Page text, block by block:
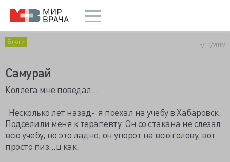
Блоги 5/10/2019
Самурай
Коллега мне поведал...
Несколько лет назад- я поехал на учебу в Хабаровск.
Подселили меня к терапевту. Он со стакана не слезал
всю учебу, но это ладно, он упорот на всю голову, вот
просто пиз...ц как.